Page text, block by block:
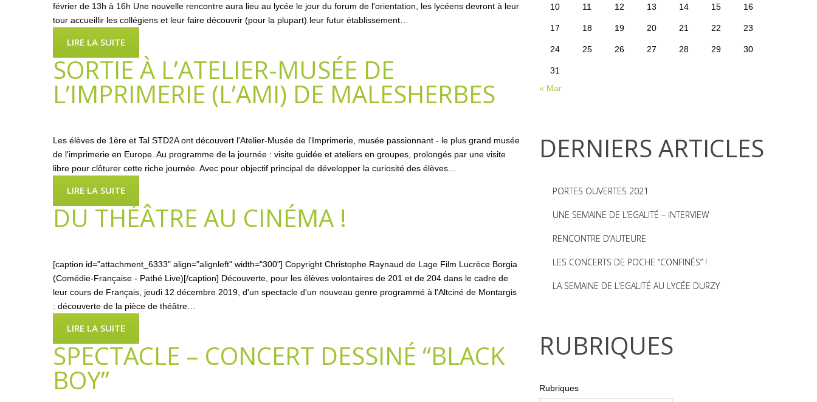
février de 13h à 16h Une nouvelle rencontre aura lieu au lycée le jour du forum de l'orientation, les lycéens devront à leur
tour accueillir les collégiens et leur faire découvrir (pour la plupart) leur futur établissement…
LIRE LA SUITE
SORTIE À L’ATELIER-MUSÉE DE
L’IMPRIMERIE (L’AMI) DE MALESHERBES
Les élèves de 1ère et Tal STD2A ont découvert l'Atelier-Musée de l'Imprimerie, musée passionnant - le plus grand musée
de l'imprimerie en Europe. Au programme de la journée : visite guidée et ateliers en groupes, prolongés par une visite
libre pour clôturer cette riche journée. Avec pour objectif principal de développer la curiosité des élèves…
LIRE LA SUITE
DU THÉÂTRE AU CINÉMA !
[caption id="attachment_6333" align="alignleft" width="300"] Copyright Christophe Raynaud de Lage Film Lucrèce Borgia
(Comédie-Française - Pathé Live)[/caption] Découverte, pour les élèves volontaires de 201 et de 204 dans le cadre de
leur cours de Français, jeudi 12 décembre 2019, d'un spectacle d'un nouveau genre programmé à l'Altciné de Montargis
: découverte de la pièce de théâtre…
LIRE LA SUITE
SPECTACLE – CONCERT DESSINÉ “BLACK
BOY”
10 11 12 13 14 15 16
17 18 19 20 21 22 23
24 25 26 27 28 29 30
31
« Mar
DERNIERS ARTICLES
PORTES OUVERTES 2021
UNE SEMAINE DE L’EGALITÉ – INTERVIEW
RENCONTRE D’AUTEURE
LES CONCERTS DE POCHE “CONFINÉS” !
LA SEMAINE DE L’EGALITÉ AU LYCÉE DURZY
RUBRIQUES
Rubriques